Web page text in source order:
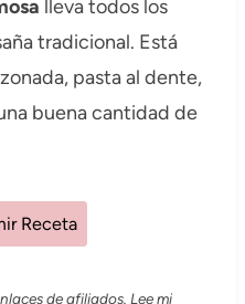
lleva todos los
tradicional. Está
pasta al dente,
buena cantidad de
Receta
de afiliados. Lee mi